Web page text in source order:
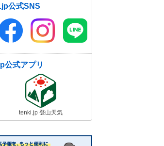
公式SNS
公式アプリ
tenki.jp 登山天気